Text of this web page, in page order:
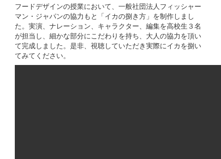
フードデザインの授業において、一般社団法人フィッシャー
マン・ジャパンの協力もと「イカの捌き方」を制作しまし
た。実演、ナレーション、キャラクター、編集を高校生３名
が担当し、細かな部分にこだわりを持ち、大人の協力を頂い
て完成しました。是非、視聴していただき実際にイカを捌い
てみてください。